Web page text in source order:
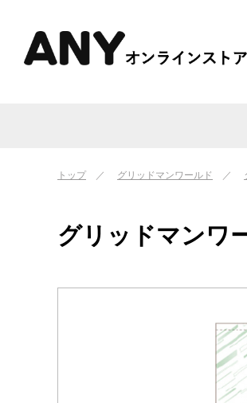
トップ グリッドマンワールド
グリッドマンワ